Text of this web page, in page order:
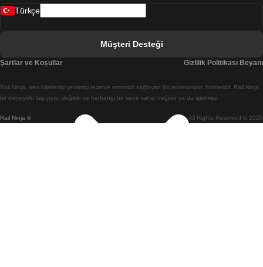
Budapeşte Viyana Treni
Busan Cheonan(Asan) Treni
Rail Ninja ® All Rights Reserved © 2026
Rail Ninja, tren biletlerini çevrimiçi rezerve etmenizi sağlayan bir rezervasyon hizmetidir. Rail Ninja
bir demiryolu taşıyıcısı değildir ve herhangi bir trene sahip değildir ya da işletmez.
Türkçe
Müşteri Desteği
Şartlar ve Koşullar Gizlilik Politikası Beyanı